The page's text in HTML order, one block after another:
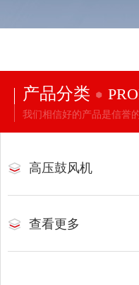
产品分类
我们相信好的产品是信誉
高压鼓风机
查看更多